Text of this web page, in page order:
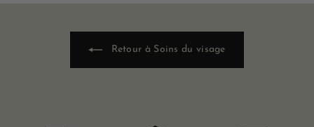
Retour à Soins du visage